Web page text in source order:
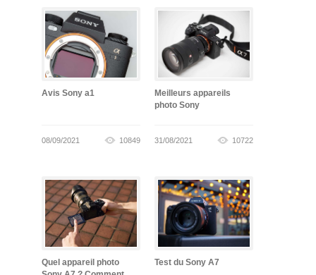
Avis Sony a1
08/09/2021 10849
Meilleurs appareils
photo Sony
31/08/2021 10722
Quel appareil photo
Test du Sony A7